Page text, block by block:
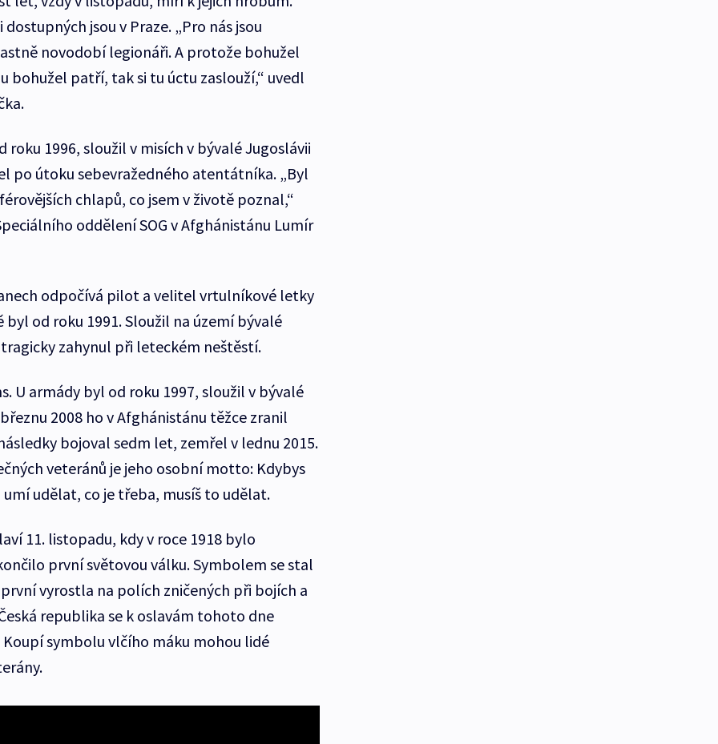
jsou v Praze. „Pro nás jsou
novodobí legionáři. A protože bohužel
bohužel patří, tak si tu úctu zaslouží,“ uvedl
1996, sloužil v misích v bývalé Jugoslávii
po útoku sebevražedného atentátníka. „Byl
chlapů, co jsem v životě poznal,“
oddělení SOG v Afghánistánu Lumír
odpočívá pilot a velitel vrtulníkové letky
byl od roku 1991. Sloužil na území bývalé
zahynul při leteckém neštěstí.
U armády byl od roku 1997, sloužil v bývalé
2008 ho v Afghánistánu těžce zranil
bojoval sedm let, zemřel v lednu 2015.
veteránů je jeho osobní motto: Kdybys
udělat, co je třeba, musíš to udělat.
11. listopadu, kdy v roce 1918 bylo
první světovou válku. Symbolem se stal
vyrostla na polích zničených při bojích a
republika se k oslavám tohoto dne
symbolu vlčího máku mohou lidé